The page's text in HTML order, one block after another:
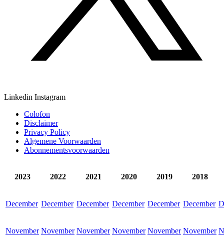
Linkedin Instagram
Colofon
Disclaimer
Privacy Policy
Algemene Voorwaarden
Abonnementsvoorwaarden
2023 2022 2021 2020 2019 2018
December December December December December December
November November November November November November